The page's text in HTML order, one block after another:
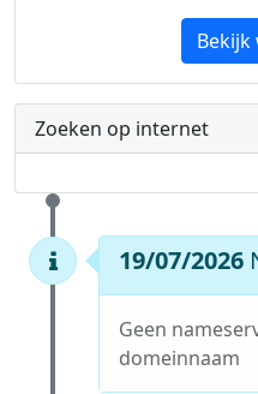
Bekijk
Zoeken op internet
19/07/2026
Geen
domeinnaam